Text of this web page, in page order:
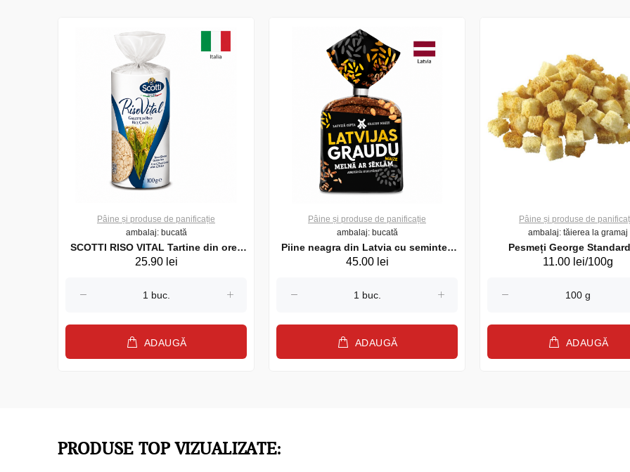
Pâine și produse de panificație
ambalaj: bucată
SCOTTI RISO VITAL Tartine din orez
100 gr.
25.90 lei
ADAUGĂ
Pâine și produse de panificație
ambalaj: bucată
Piine neagra din Latvia cu seminte ,
340g
45.00 lei
ADAUGĂ
Pâine și produse de
ambalaj: tăierea la gramaj
Pesmeți George
11.00 lei/100g
ADAUGĂ
PRODUSE TOP VIZUALIZATE: